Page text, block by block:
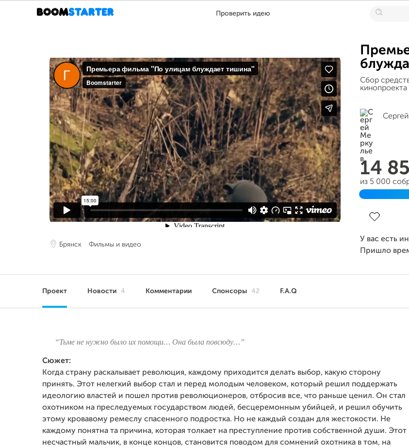
Проверить идею
Брянск Фильмы и видео
Сбор
14
из 5 000
У вас есть
Пришло
Проект Новости 4 Комментарии Спонсоры 42 F.A.Q
“Тьме не нужно было их помощи… Она была повсюду…”
Сюжет:
Когда страну раскалывает революция, каждому приходится делать выбор, какую сторону
принять. Этот нелегкий выбор стал и перед молодым человеком, который решил поддержать
идеологию властей и пошел против революционеров, отбросив все, что раньше ценил. Он стал
охотником на преследуемых государством людей, бесцеремонным убийцей, и решил обучить
этому кровавому ремеслу спасенного подростка. Но не каждый создан для жестокости. Не
каждому понятна та причина, которая толкает на преступление против собственной души. Этот
несчастный мальчик, в конце концов, становится поводом для сомнений охотника в том, на